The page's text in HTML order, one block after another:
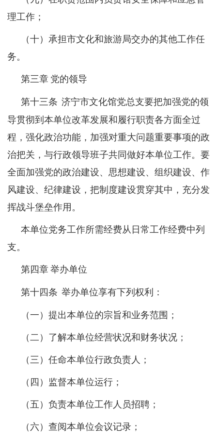
理工作；
（十）承担市文化和旅游局交办的其他工作任
务。
第三章 党的领导
第十三条 济宁市文化馆党总支要把加强党的领
导贯彻到本单位改革发展和履行职责各方面全过
程，强化政治功能，加强对重大问题重要事项的政
治把关，与行政领导班子共同做好本单位工作。要
全面加强党的政治建设、思想建设、组织建设、作
风建设、纪律建设，把制度建设贯穿其中，充分发
挥战斗堡垒作用。
本单位党务工作所需经费从日常工作经费中列
支。
第四章举办单位
第十四条 举办单位享有下列权利：
（一）提出本单位的宗旨和业务范围；
（二）了解本单位经营状况和财务状况；
（三）任命本单位行政负责人；
（四）监督本单位运行；
（五）负责本单位工作人员招聘；
（六）查阅本单位会议记录；